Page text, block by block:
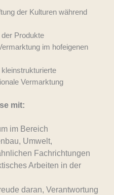
der Kulturen während
der Produkte
im hofeigenen
Vermarktung
mit:
im Bereich
Umwelt,
Fachrichtungen
Arbeiten in der
daran, Verantwortung